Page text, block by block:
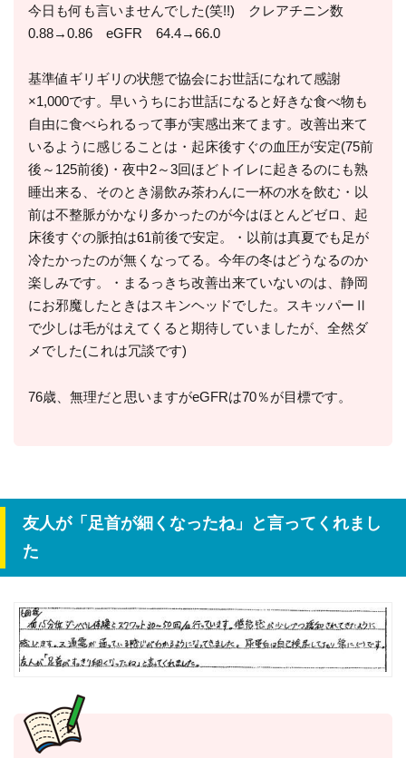
今日も何も言いませんでした(笑!!) クレアチニン数
0.88→0.86 eGFR 64.4→66.0
基準値ギリギリの状態で協会にお世話になれて感謝
×1,000です。早いうちにお世話になると好きな食べ物も
自由に食べられるって事が実感出来てます。改善出来て
いるように感じることは・起床後すぐの血圧が安定(75前
後～125前後)・夜中2～3回ほどトイレに起きるのにも熟
睡出来る、そのとき湯飲み茶わんに一杯の水を飲む・以
前は不整脈がかなり多かったのが今はほとんどゼロ、起
床後すぐの脈拍は61前後で安定。・以前は真夏でも足が
冷たかったのが無くなってる。今年の冬はどうなるのか
楽しみです。・まるっきち改善出来ていないのは、静岡
にお邪魔したときはスキンヘッドでした。スキッパーⅡ
で少しは毛がはえてくると期待していましたが、全然ダ
メでした(これは冗談です)
76歳、無理だと思いますがeGFRは70％が目標です。
友人が「足首が細くなったね」と言ってくれまし
た